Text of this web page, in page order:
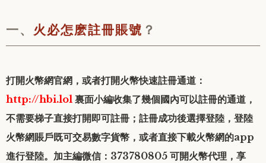
一、 火必怎麽註冊賬號 ？
打開火幣網官網，或者打開火幣快速註冊通道：
http://hbi.lol 裏面小編收集了幾個國內可以註冊的通道，
不需要梯子直接打開即可註冊；註冊成功後選擇登陸，登陸
火幣網賬戶既可交易數字貨幣，或者直接下載火幣網的app
進行登陸。加主編微信：373780805 可開火幣代理，享